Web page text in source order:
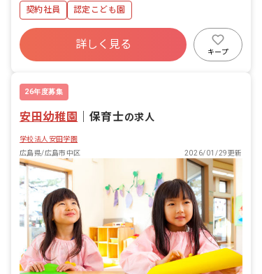
契約社員
認定こども園
詳しく見る
キープ
26年度募集
安田幼稚園 保育士の求人
学校法人安田学園
広島県/広島市中区
2026/01/29更新